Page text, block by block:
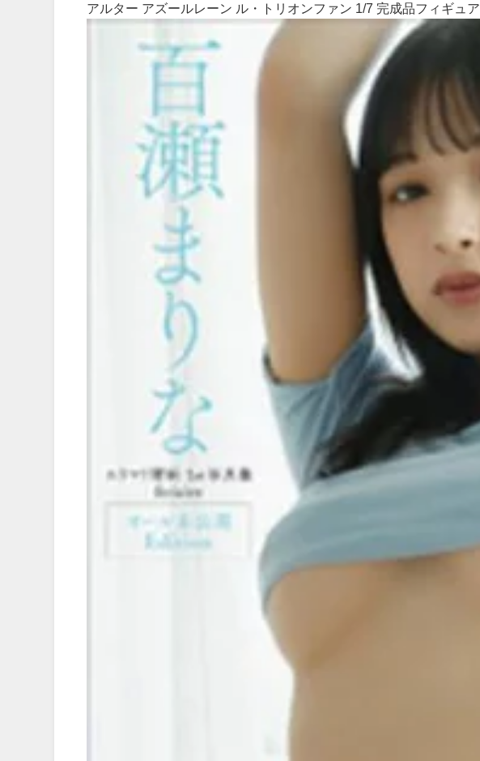
アルター アズールレーン ル・トリオンファン 1/7 完成品フィギュア